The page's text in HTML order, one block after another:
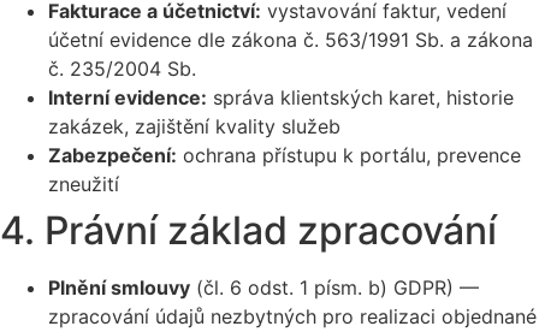
Fakturace a účetnictví: vystavování faktur, vedení
účetní evidence dle zákona č. 563/1991 Sb. a zákona
č. 235/2004 Sb.
Interní evidence: správa klientských karet, historie
zakázek, zajištění kvality služeb
Zabezpečení: ochrana přístupu k portálu, prevence
zneužití
4. Právní základ zpracování
Plnění smlouvy (čl. 6 odst. 1 písm. b) GDPR) —
zpracování údajů nezbytných pro realizaci objednané